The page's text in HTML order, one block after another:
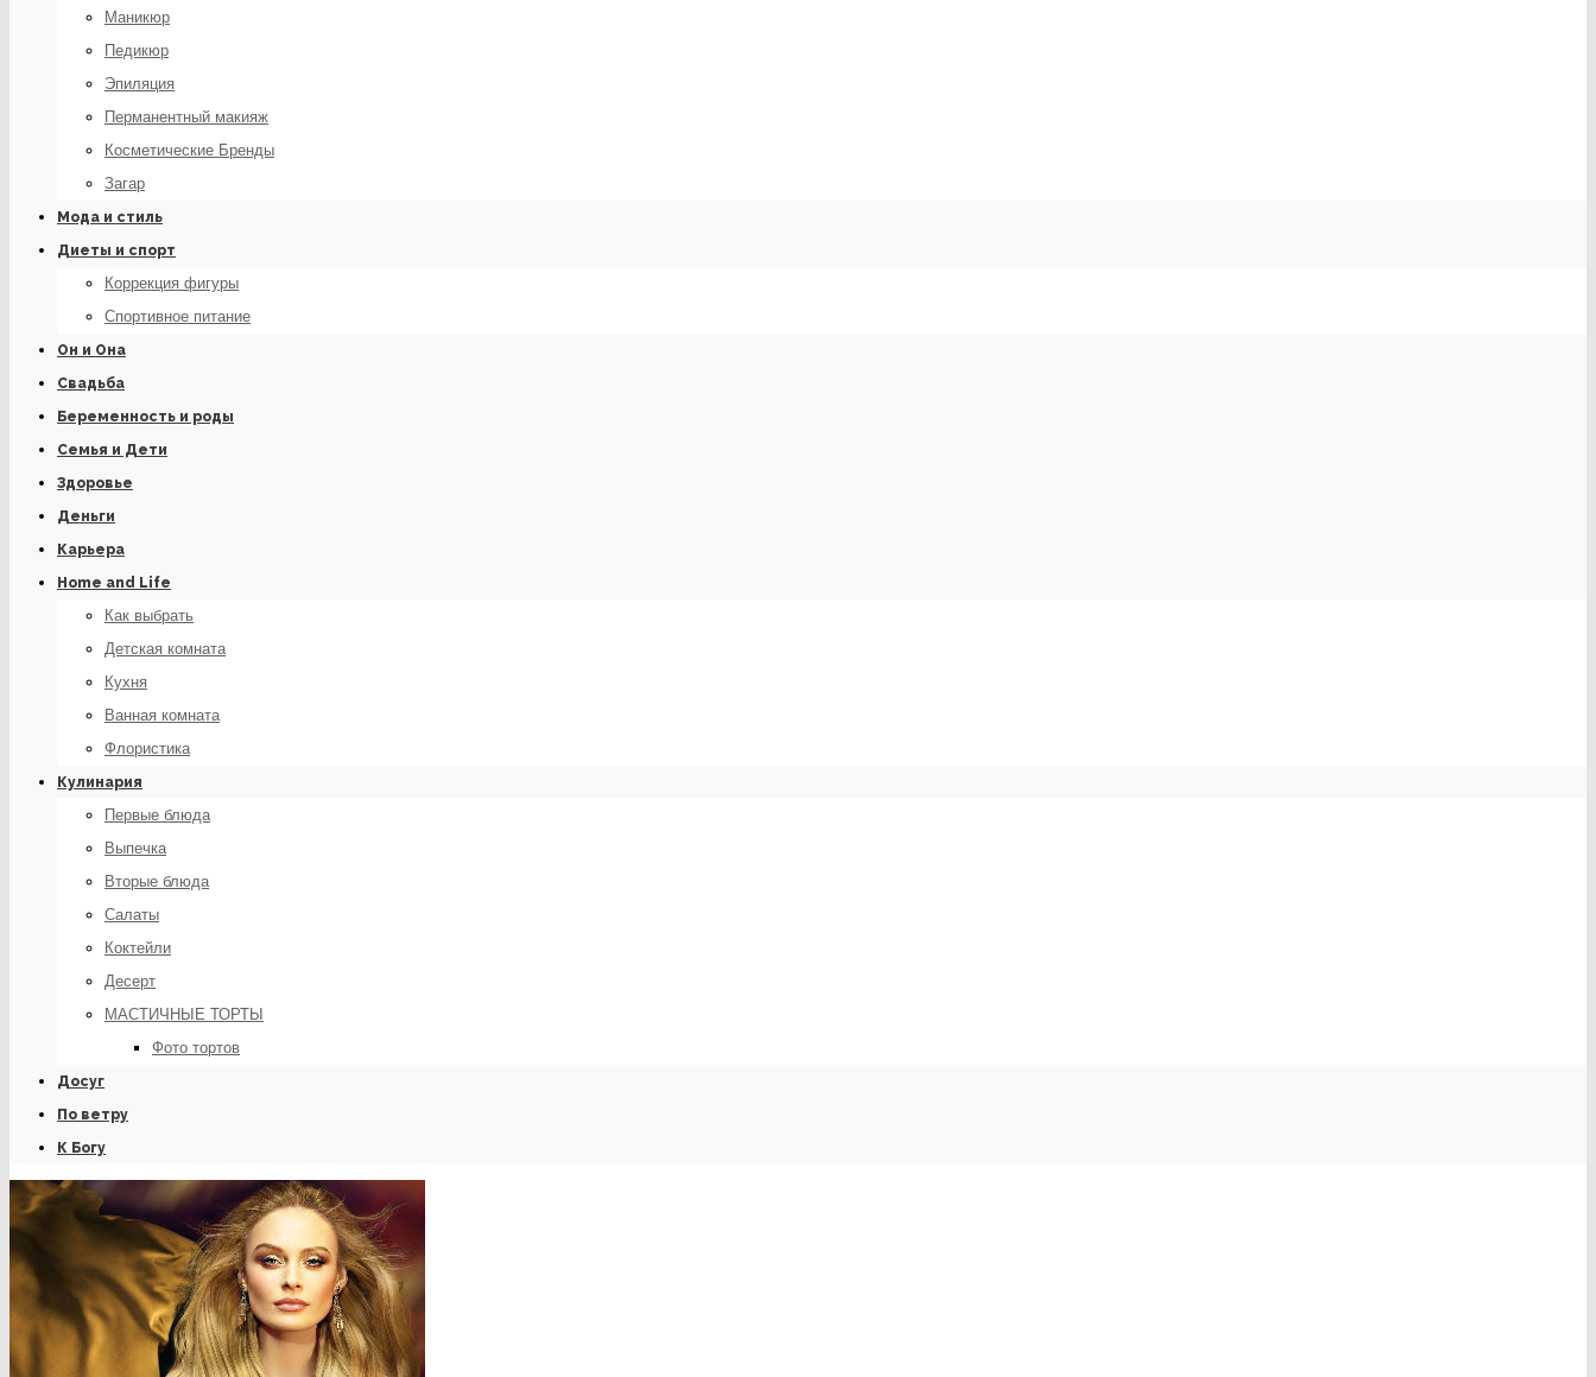
Маникюр
Педикюр
Эпиляция
Перманентный макияж
Косметические Бренды
Загар
Мода и стиль
Диеты и спорт
Коррекция фигуры
Спортивное питание
Он и Она
Свадьба
Беременность и роды
Семья и Дети
Здоровье
Деньги
Карьера
Home and Life
Как выбрать
Детская комната
Кухня
Ванная комната
Флористика
Кулинария
Первые блюда
Выпечка
Вторые блюда
Салаты
Коктейли
Десерт
МАСТИЧНЫЕ ТОРТЫ
Фото тортов
Досуг
По ветру
К Богу